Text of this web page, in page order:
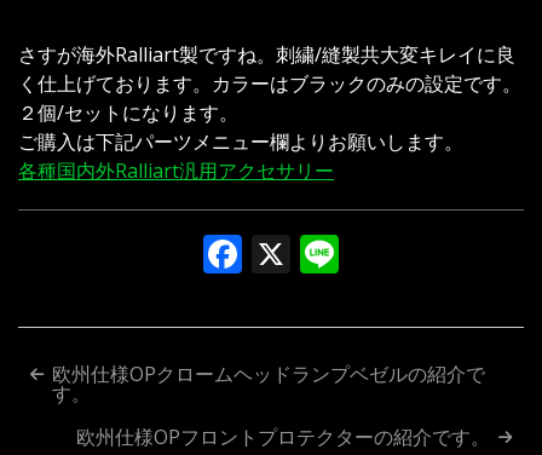
さすが海外Ralliart製ですね。刺繍/縫製共大変キレイに良
く仕上げております。カラーはブラックのみの設定です。
２個/セットになります。
ご購入は下記パーツメニュー欄よりお願いします。
各種国内外Ralliart汎用アクセサリー
Facebook
X
投 欧州仕様OPクロームヘッドランプベゼルの紹介で
す。
欧州仕様OPフロントプロテクターの紹介です。